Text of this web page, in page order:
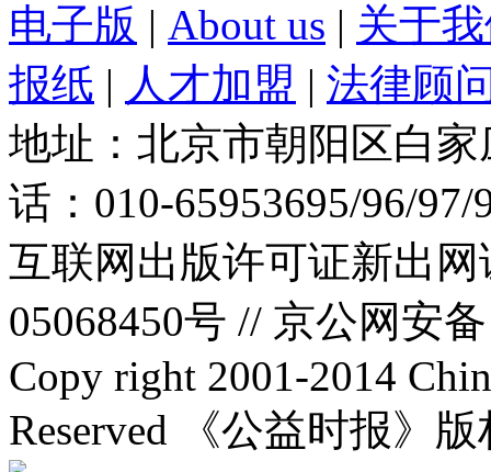
电子版 | About us | 关于
报纸 | 人才加盟 | 法律顾
地址：北京市朝阳区白
话：010-65953695/96/
互联网出版许可证新出
05068450号 // 京公网安
Copy right 2001-2014
Reserved 《公益时报》